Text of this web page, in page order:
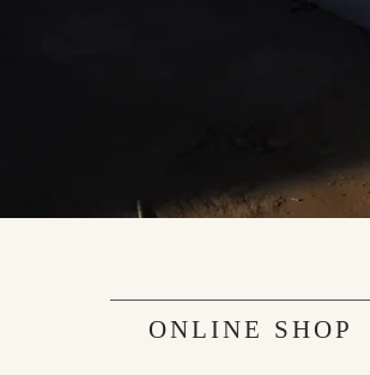
ONLINE SHOP